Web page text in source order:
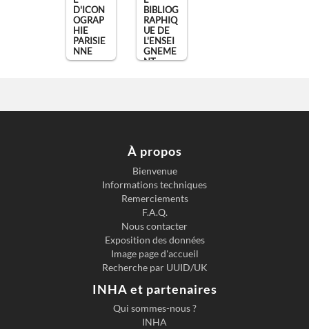
D'ICON
OGRAP
HIE
PARISIE
NNE
BIBLIOG
RAPHIQ
UE DE
L'ENSEI
GNEME
NT
À propos
Bienvenue
Informations techniques
Remerciements
F.A.Q.
Nous contacter
Exposition des données
Image page d'accueil
Recherche par UUID/UK
INHA et partenaires
Qui sommes-nous ?
INHA